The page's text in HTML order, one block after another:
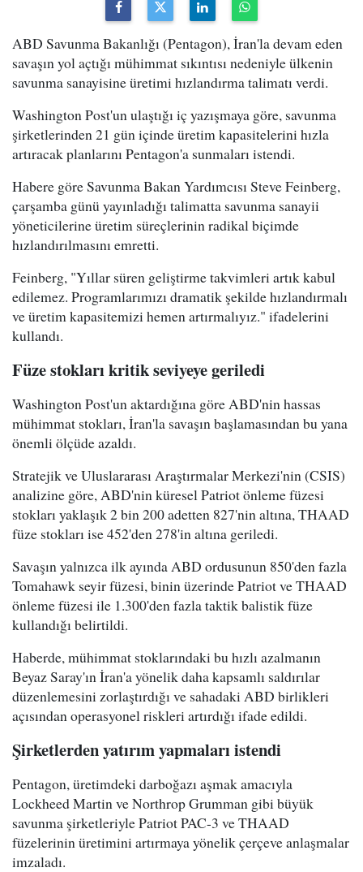
ABD Savunma Bakanlığı (Pentagon), İran'la devam eden
savaşın yol açtığı mühimmat sıkıntısı nedeniyle ülkenin
savunma sanayisine üretimi hızlandırma talimatı verdi.
Washington Post'un ulaştığı iç yazışmaya göre, savunma
şirketlerinden 21 gün içinde üretim kapasitelerini hızla
artıracak planlarını Pentagon'a sunmaları istendi.
Habere göre Savunma Bakan Yardımcısı Steve Feinberg,
çarşamba günü yayınladığı talimatta savunma sanayii
yöneticilerine üretim süreçlerinin radikal biçimde
hızlandırılmasını emretti.
Feinberg, "Yıllar süren geliştirme takvimleri artık kabul
edilemez. Programlarımızı dramatik şekilde hızlandırmalı
ve üretim kapasitemizi hemen artırmalıyız." ifadelerini
kullandı.
Füze stokları kritik seviyeye geriledi
Washington Post'un aktardığına göre ABD'nin hassas
mühimmat stokları, İran'la savaşın başlamasından bu yana
önemli ölçüde azaldı.
Stratejik ve Uluslararası Araştırmalar Merkezi'nin (CSIS)
analizine göre, ABD'nin küresel Patriot önleme füzesi
stokları yaklaşık 2 bin 200 adetten 827'nin altına, THAAD
füze stokları ise 452'den 278'in altına geriledi.
Savaşın yalnızca ilk ayında ABD ordusunun 850'den fazla
Tomahawk seyir füzesi, binin üzerinde Patriot ve THAAD
önleme füzesi ile 1.300'den fazla taktik balistik füze
kullandığı belirtildi.
Haberde, mühimmat stoklarındaki bu hızlı azalmanın
Beyaz Saray'ın İran'a yönelik daha kapsamlı saldırılar
düzenlemesini zorlaştırdığı ve sahadaki ABD birlikleri
açısından operasyonel riskleri artırdığı ifade edildi.
Şirketlerden yatırım yapmaları istendi
Pentagon, üretimdeki darboğazı aşmak amacıyla
Lockheed Martin ve Northrop Grumman gibi büyük
savunma şirketleriyle Patriot PAC-3 ve THAAD
füzelerinin üretimini artırmaya yönelik çerçeve anlaşmalar
imzaladı.